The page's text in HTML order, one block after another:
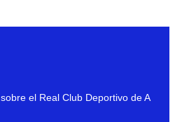
sobre el Real Club Deportivo de A